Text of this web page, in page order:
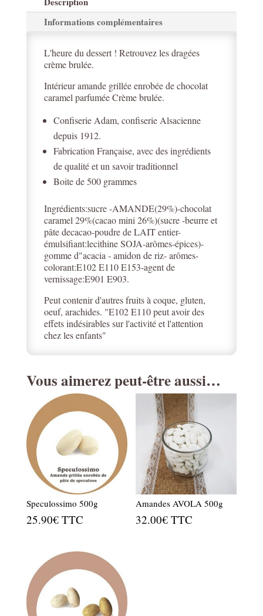
Informations complémentaires
L'heure du dessert ! Retrouvez les dragées
crème brulée.
Intérieur amande grillée enrobée de chocolat
caramel parfumée Crème brulée.
Confiserie Adam, confiserie Alsacienne
depuis 1912.
Fabrication Française, avec des ingrédients
de qualité et un savoir traditionnel
Boite de 500 grammes
Ingrédients:sucre -AMANDE(29%)-chocolat
caramel 29%(cacao mini 26%)(sucre -beurre et
pâte decacao-poudre de LAIT entier-
émulsifiant:lecithine SOJA-arômes-épices)-
gomme d"acacia - amidon de riz- arômes-
colorant:E102 E110 E153-agent de
vernissage:E901 E903.
Peut contenir d'autres fruits à coque, gluten,
oeuf, arachides. "E102 E110 peut avoir des
effets indésirables sur l'activité et l'attention
chez les enfants"
Vous aimerez peut-être aussi…
Speculossimo 500g
25.90€ TTC
Amandes AVOLA 500g
32.00€ TTC